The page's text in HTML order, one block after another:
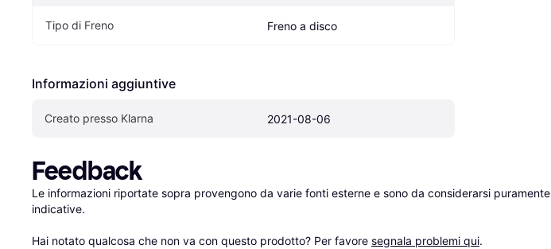
Tipo di Freno Freno a disco
Informazioni aggiuntive
Creato presso Klarna 2021-08-06
Feedback
Le informazioni riportate sopra provengono da varie fonti esterne e sono da considerarsi puramente
indicative.
Hai notato qualcosa che non va con questo prodotto? Per favore segnala problemi qui.